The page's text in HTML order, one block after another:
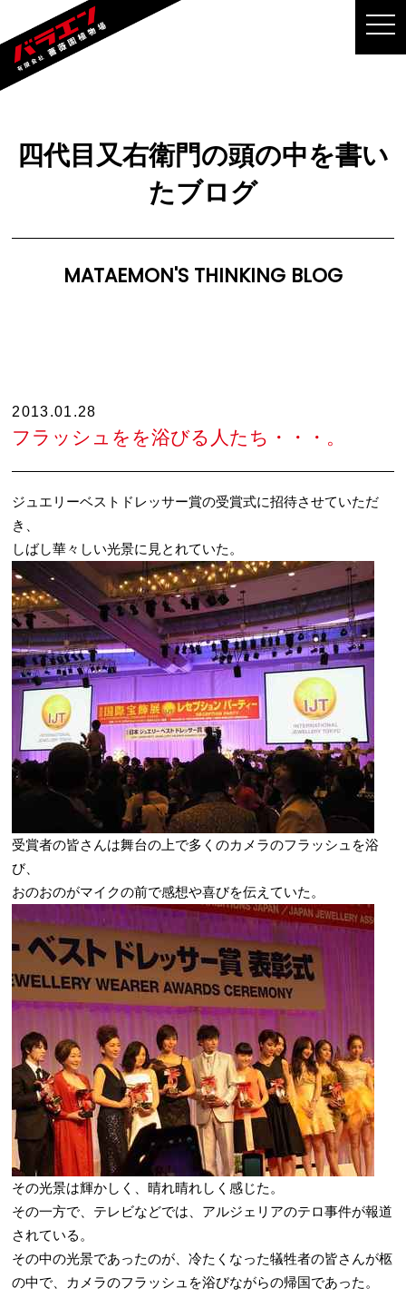
四代目又右衛門の頭の中を書い
たブログ
MATAEMON'S THINKING BLOG
2013.01.28
フラッシュをを浴びる人たち・・・。
ジュエリーベストドレッサー賞の受賞式に招待させていただ
き、
しばし華々しい光景に見とれていた。
受賞者の皆さんは舞台の上で多くのカメラのフラッシュを浴
び、
おのおのがマイクの前で感想や喜びを伝えていた。
その光景は輝かしく、晴れ晴れしく感じた。
その一方で、テレビなどでは、アルジェリアのテロ事件が報道
されている。
その中の光景であったのが、冷たくなった犠牲者の皆さんが柩
の中で、カメラのフラッシュを浴びながらの帰国であった。